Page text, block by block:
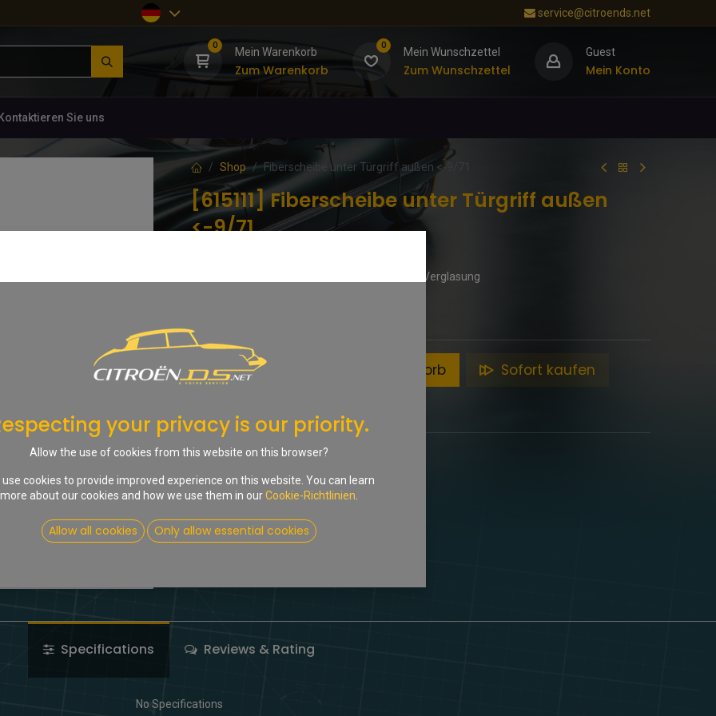
service@citroends.net
0
Mein Warenkorb
Zum Warenkorb
0
Mein Wunschzettel
Zum Wunschzettel
Guest
Mein Konto
Sie uns
Shop Fiberscheibe unter Türgriff außen <-9/71
[615111] Fiberscheibe unter Türgriff außen
<-9/71
Citroën, DS, Ersatzteile, Karosserie, Schlösser, Verglasung
In den Warenkorb Sofort kaufen
Share :
Terms and Conditions
Specifications Reviews & Rating
No Specifications
your privacy is our priority.
Allow the use of cookies from this website on this browser?
use cookies to provide improved experience on this website. You can learn
more about our cookies and how we use them in ourCookie-Richtlinien
Allow all cookies Only allow essential cookies